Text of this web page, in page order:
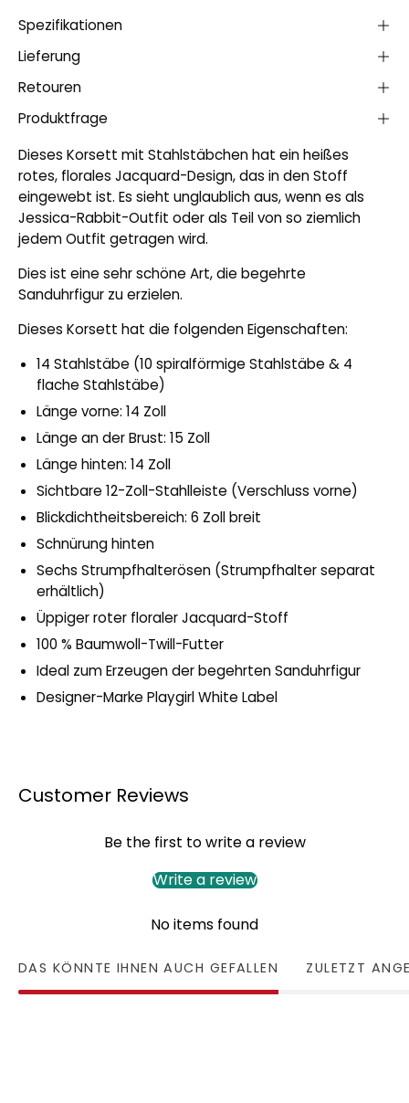
Spezifikationen
Lieferung
Retouren
Produktfrage
Dieses Korsett mit Stahlstäbchen hat ein heißes
rotes, florales Jacquard-Design, das in den Stoff
eingewebt ist. Es sieht unglaublich aus, wenn es als
Jessica-Rabbit-Outfit oder als Teil von so ziemlich
jedem Outfit getragen wird.
Dies ist eine sehr schöne Art, die begehrte
Sanduhrfigur zu erzielen.
Dieses Korsett hat die folgenden Eigenschaften:
14 Stahlstäbe (10 spiralförmige Stahlstäbe & 4
flache Stahlstäbe)
Länge vorne: 14 Zoll
Länge an der Brust: 15 Zoll
Länge hinten: 14 Zoll
Sichtbare 12-Zoll-Stahlleiste (Verschluss vorne)
Blickdichtheitsbereich: 6 Zoll breit
Schnürung hinten
Sechs Strumpfhalterösen (Strumpfhalter separat
erhältlich)
Üppiger roter floraler Jacquard-Stoff
100 % Baumwoll-Twill-Futter
Ideal zum Erzeugen der begehrten Sanduhrfigur
Designer-Marke Playgirl White Label
Customer Reviews
Be the first to write a review
Write a review
No items found
DAS KÖNNTE IHNEN AUCH GEFALLEN ZULETZT